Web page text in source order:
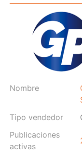
Nombre
Tipo vendedor
Publicaciones
activas